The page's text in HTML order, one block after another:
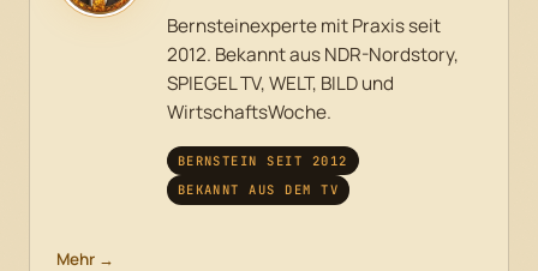
Bernsteinexperte mit Praxis seit
2012. Bekannt aus NDR-Nordstory,
SPIEGEL TV, WELT, BILD und
WirtschaftsWoche.
BERNSTEIN SEIT 2012
BEKANNT AUS DEM TV
Mehr →